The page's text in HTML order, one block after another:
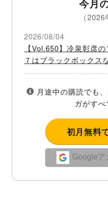
今月
（2026
2026/08/04
【Vol.650】冷泉彰彦
７はブラックボックス
月途中の購読でも
ガがす
初月無料
Googleア